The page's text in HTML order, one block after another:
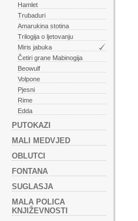
Hamlet
Trubaduri
Amarukina stotina
Trilogija o ljetovanju
Miris jabuka
Četiri grane Mabinogija
Beowulf
Volpone
Pjesni
Rime
Edda
PUTOKAZI
MALI MEDVJED
OBLUTCI
FONTANA
SUGLASJA
MALA POLICA
KNJIŽEVNOSTI